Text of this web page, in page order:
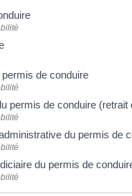
de conduire
permis de conduire (retrait
du permis de
du permis de